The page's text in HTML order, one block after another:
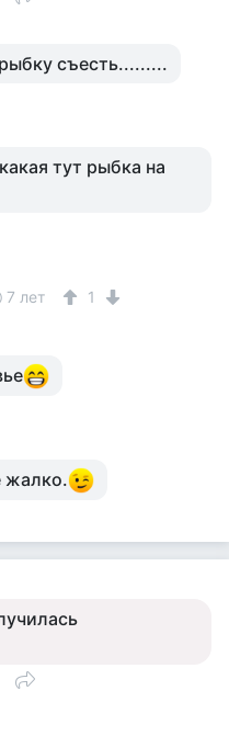
съесть.........
тут рыбка на
7 лет 1
жалко.